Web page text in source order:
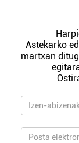
Astekarko
martxan